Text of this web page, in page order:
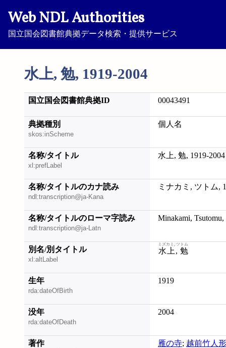
Web NDL Authorities
国立国会図書館典拠データ検索・提供サービス
水上, 勉, 1919-2004
国立国会図書館典拠ID 00043491
典拠種別
skos:inScheme
個人名
名称/タイトル
xl:prefLabel
水上, 勉, 1919-2004
名称/タイトルのカナ読み
ndl:transcription@ja-Kana
ミナカミ, ツトム,
名称/タイトルのローマ字読み
ndl:transcription@ja-Latn
Minakami, Tsutomu,
別名/別タイトル
xl:altLabel
水上, 勉
ミズカミ, ツトム
生年
rda:dateOfBirth
1919
没年
rda:dateOfDeath
2004
著作 雁の寺; 越前竹人形